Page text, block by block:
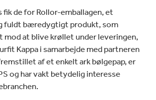
fik de for Rollor-emballagen, et
fuldt bæredygtigt produkt, som
at blive krøllet under leveringen,
Kappa i samarbejde med partneren
af et enkelt ark bølgepap, er
og har vakt betydelig interesse